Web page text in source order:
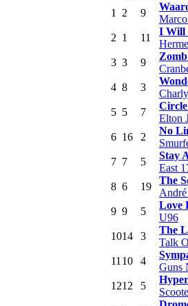
1 2 9
2 1 11
I Will
3 3 9
4 8 3
5 5 7
Elton
6 16 2
No
7 7 5
Stay
East
8 6 19
The
9 9 5
Love
U96
1014 3
The
Talk
11 10 4
Guns
1212 5